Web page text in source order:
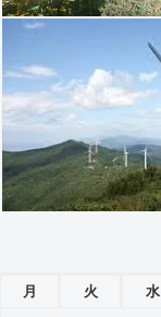
月 火 水